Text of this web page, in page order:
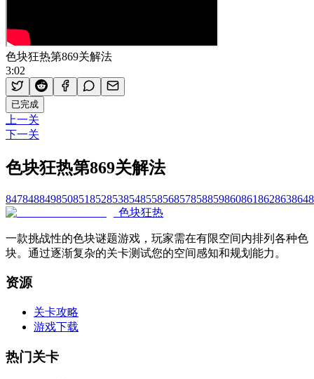
色块狂热第869关解法
3:02
已完成
上一关
下一关
色块狂热第869关解法
847848849850851852853854855856857858859860861862863864
色块狂热
一款挑战性的色块谜题游戏，玩家需在有限空间内排列各种色
块。通过逐渐复杂的关卡测试您的空间感知和规划能力。
资源
关卡攻略
游戏下载
热门关卡